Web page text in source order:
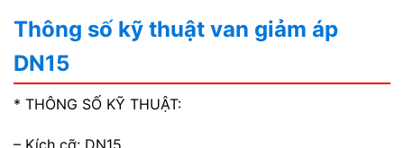
Thông số kỹ thuật van giảm áp
DN15
* THÔNG SỐ KỸ THUẬT: